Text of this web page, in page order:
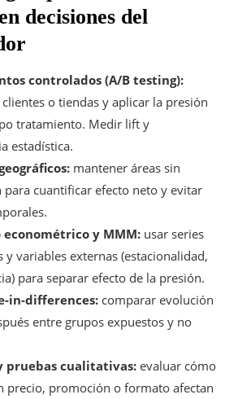
decisiones del
controlados (A/B testing):
o tiendas y aplicar la presión
tratamiento. Medir lift y
estadística.
mantener áreas sin
cuantificar efecto neto y evitar
econométrico y MMM: usar series
y variables externas (estacionalidad,
para separar efecto de la presión.
in-differences: comparar evolución
entre grupos expuestos y no
pruebas cualitativas: evaluar cómo
precio, promoción o formato afectan